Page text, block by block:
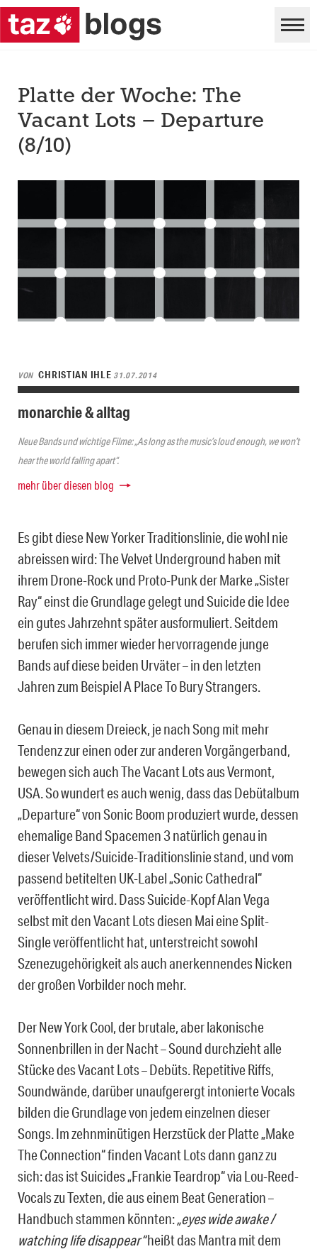
Platte der Woche: The
Vacant Lots – Departure
(8/10)
VON CHRISTIAN IHLE 31.07.2014
monarchie & alltag
Neue Bands und wichtige Filme: „As long as the music’s loud enough, we won’t
hear the world falling apart“.
mehr über diesen blog
Es gibt diese New Yorker Traditionslinie, die wohl nie
abreissen wird: The Velvet Underground haben mit
ihrem Drone-Rock und Proto-Punk der Marke „Sister
Ray“ einst die Grundlage gelegt und Suicide die Idee
ein gutes Jahrzehnt später ausformuliert. Seitdem
berufen sich immer wieder hervorragende junge
Bands auf diese beiden Urväter – in den letzten
Jahren zum Beispiel A Place To Bury Strangers.
Genau in diesem Dreieck, je nach Song mit mehr
Tendenz zur einen oder zur anderen Vorgängerband,
bewegen sich auch The Vacant Lots aus Vermont,
USA. So wundert es auch wenig, dass das Debütalbum
„Departure“ von Sonic Boom produziert wurde, dessen
ehemalige Band Spacemen 3 natürlich genau in
dieser Velvets/Suicide-Traditionslinie stand, und vom
passend betitelten UK-Label „Sonic Cathedral“
veröffentlicht wird. Dass Suicide-Kopf Alan Vega
selbst mit den Vacant Lots diesen Mai eine Split-
Single veröffentlicht hat, unterstreicht sowohl
Szenezugehörigkeit als auch anerkennendes Nicken
der großen Vorbilder noch mehr.
Der New York Cool, der brutale, aber lakonische
Sonnenbrillen in der Nacht – Sound durchzieht alle
Stücke des Vacant Lots – Debüts. Repetitive Riffs,
Soundwände, darüber unaufgerergt intonierte Vocals
bilden die Grundlage von jedem einzelnen dieser
Songs. Im zehnminütigen Herzstück der Platte „Make
The Connection“ finden Vacant Lots dann ganz zu
sich: das ist Suicides „Frankie Teardrop“ via Lou-Reed-
Vocals zu Texten, die aus einem Beat Generation –
Handbuch stammen könnten:„eyes wide awake /
watching life disappear“heißt das Mantra mit dem